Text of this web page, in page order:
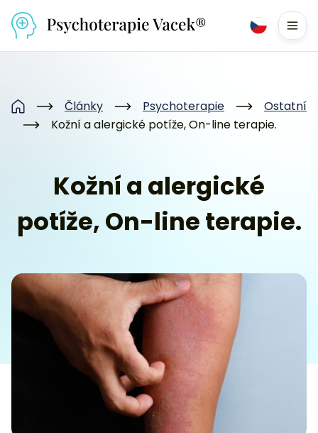
Domů Články Psychoterapie
Ostatní
Kožní a alergické potíže, On-line terapie.
Kožní a alergické
potíže, On-line terapie.